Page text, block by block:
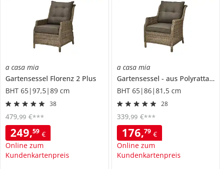
a casa mia
Gartensessel Florenz 2 Plus
BHT 65|97,5|89 cm
38
249,59 €
Online zum
Kundenkartenpreis
479,99 €***
a casa mia
Gartensessel
aus Polyrattan
BHT 65|86|81,5 cm
28
176,79 €
Online zum
Kundenkartenpreis
339,99 €***